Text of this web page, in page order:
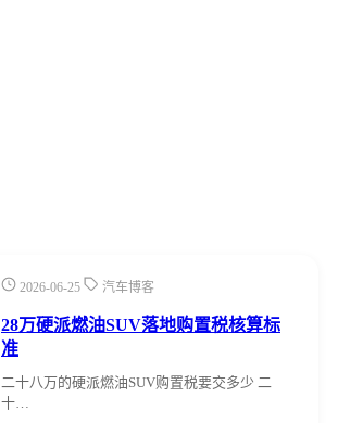
2026-06-25 汽车博客
28万硬派燃油SUV落地购置税核算标
准
二十八万的硬派燃油SUV购置税要交多少 二
十…